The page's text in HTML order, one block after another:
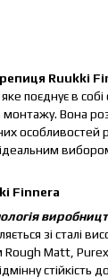
Ruukki
поєднує в собі
монтажу. Вона
особливостей
Finnera
зі сталі
Rough Matt,
стійкість